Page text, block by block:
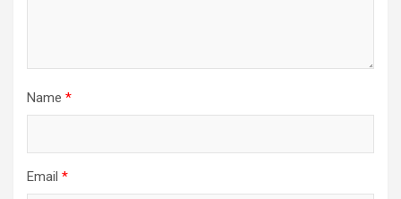
Name *
Email *